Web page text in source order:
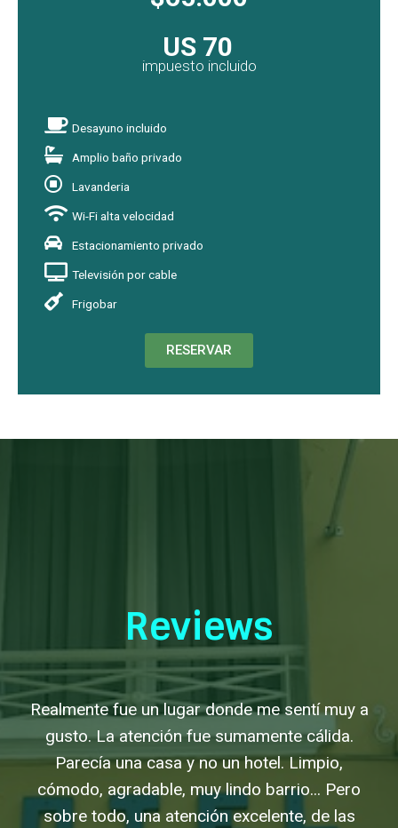
US 70
impuesto incluido
Desayuno incluido
Amplio baño privado
Lavanderia
Wi-Fi alta velocidad
Estacionamiento privado
Televisión por cable
Frigobar
RESERVAR
Reviews
mr bet review
Realmente fue un lugar donde me sentí muy a
gusto. La atención fue sumamente cálida.
Parecía una casa y no un hotel. Limpio,
cómodo, agradable, muy lindo barrio... Pero
sobre todo, una atención excelente, de las